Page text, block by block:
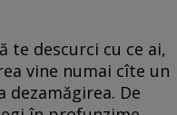
te descurci cu ce ai,
vine numai cîte un
dezamăgirea. De